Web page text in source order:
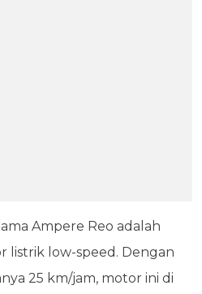
Ampere Reo adalah
listrik low-speed. Dengan
25 km/jam, motor ini di